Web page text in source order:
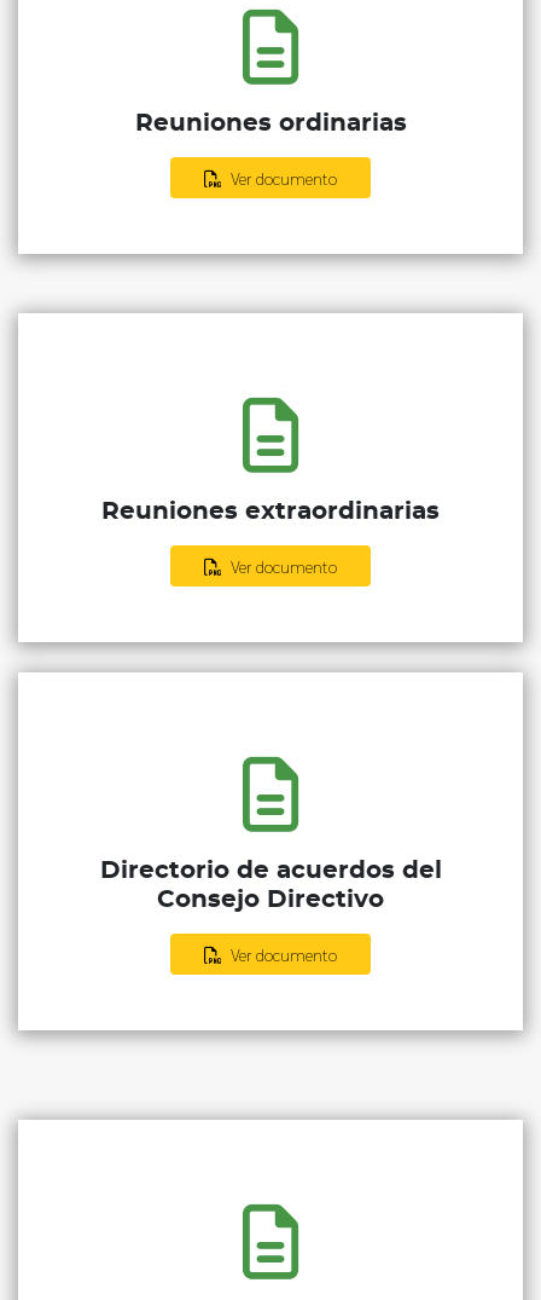
Reuniones ordinarias
Ver documento
Reuniones extraordinarias
Ver documento
Directorio de acuerdos del
Consejo Directivo
Ver documento